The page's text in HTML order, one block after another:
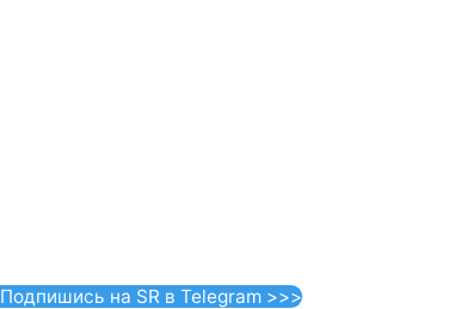
Подпишись на SR в Telegram >>>